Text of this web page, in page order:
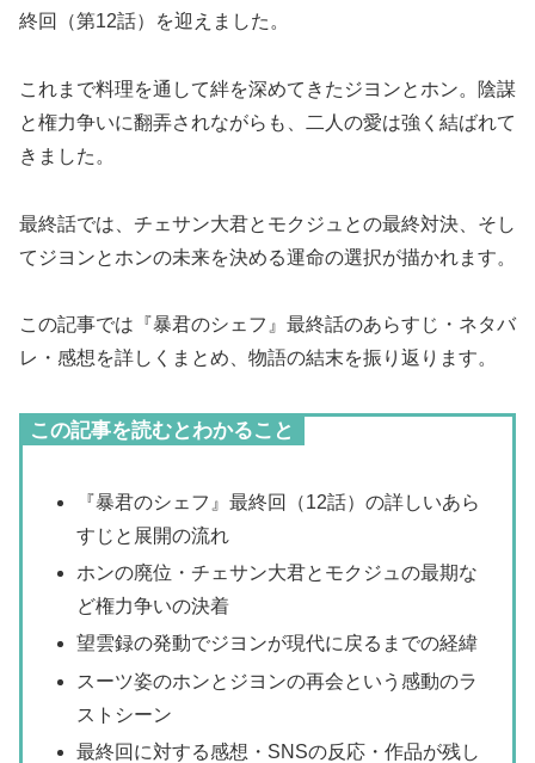
終回（第12話）を迎えました。
これまで料理を通して絆を深めてきたジヨンとホン。陰謀
と権力争いに翻弄されながらも、二人の愛は強く結ばれて
きました。
最終話では、チェサン大君とモクジュとの最終対決、そし
てジヨンとホンの未来を決める運命の選択が描かれます。
この記事では『暴君のシェフ』最終話のあらすじ・ネタバ
レ・感想を詳しくまとめ、物語の結末を振り返ります。
この記事を読むとわかること
『暴君のシェフ』最終回（12話）の詳しいあら
すじと展開の流れ
ホンの廃位・チェサン大君とモクジュの最期な
ど権力争いの決着
望雲録の発動でジヨンが現代に戻るまでの経緯
スーツ姿のホンとジヨンの再会という感動のラ
ストシーン
最終回に対する感想・SNSの反応・作品が残し